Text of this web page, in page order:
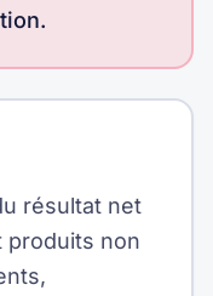
résultat net
produits non